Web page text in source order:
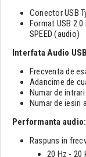
Conector USB
Format USB 2.0
SPEED (audio)
Interfata Audio
Frecventa de
Adancime de
Numar de
Numar de iesiri
Performanta audio:
Raspuns in
20 Hz - 20